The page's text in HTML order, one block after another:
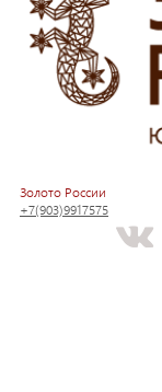
Золото России
+7(903)9917575